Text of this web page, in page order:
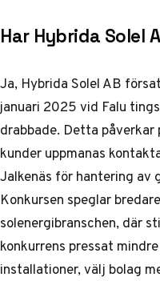
Har Hybrida Solel
Ja, Hybrida Solel AB
januari 2025 vid Falu
drabbade. Detta
kunder uppmanas
Jalkenäs för hantering av
Konkursen speglar
solenergibranschen, där
konkurrens pressat
installationer, välj bolag